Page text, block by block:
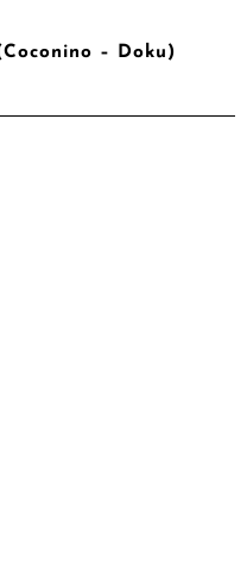
– Doku)